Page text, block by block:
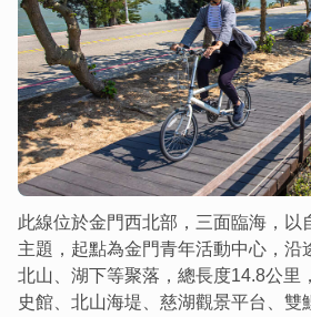
此線位於金門西北部，三面臨海，以
主題，起點為金門青年活動中心，沿
北山、湖下等聚落，總長度14.8公里
史館、北山海堤、慈湖觀景平台、雙